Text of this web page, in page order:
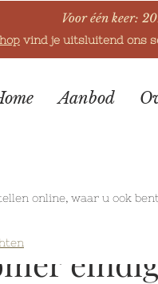
Voor één keer:
vind je uitsluitend ons
Aanbod
online, waar u ook